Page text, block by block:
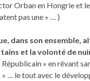
Orban en Hongrie et
pas une » … )
dans son ensemble,
et la volonté de
Républicain » en rêvant
» … le tout avec le